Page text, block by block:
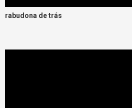
rabudona de trás